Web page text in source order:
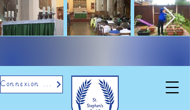
Connexion par e-mail